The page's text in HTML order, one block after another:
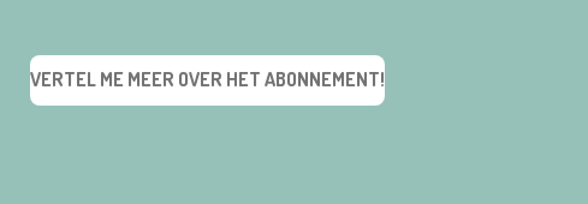
VERTEL ME MEER OVER HET ABONNEMENT!